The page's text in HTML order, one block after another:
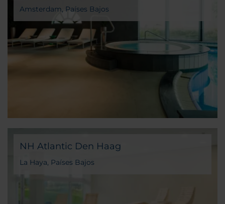
Amsterdam, Países Bajos
NH Atlantic Den Haag
La Haya, Países Bajos